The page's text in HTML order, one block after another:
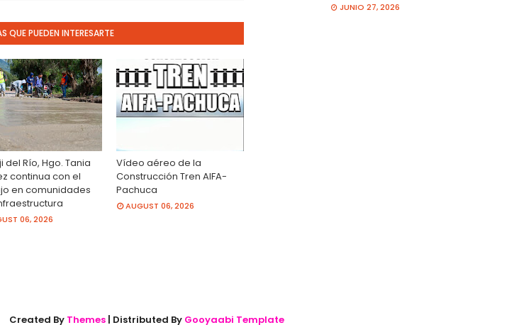
QUE PUEDEN INTERESARTE
del Río, Hgo. Tania
continua con el
en comunidades
06, 2026
Vídeo aéreo de la
Construcción Tren AIFA-
Pachuca
AUGUST 06, 2026
JUNIO 27, 2026
Created By Themes| Distributed By Gooyaabi Template